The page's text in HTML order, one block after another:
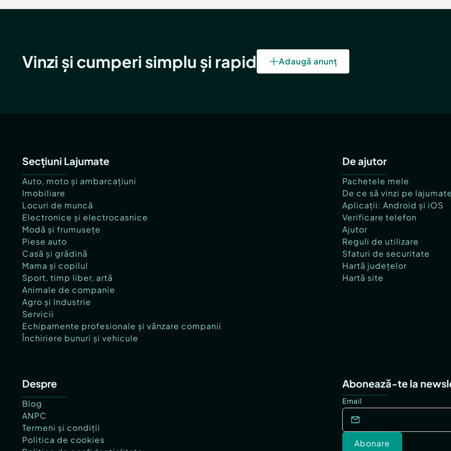
Vinzi și cumperi simplu și rapid Adaugă anunț
Secțiuni Lajumate
Auto, moto și ambarcațiuni
Imobiliare
Locuri de muncă
Electronice și electrocasnice
Modă și frumusețe
Piese auto
Casă și grădină
Mama și copilul
Sport, timp liber, artă
Animale de companie
Agro și Industrie
Servicii
Echipamente profesionale și vânzare companii
Închiriere bunuri și vehicule
De ajutor
Pachetele mele
De ce să vinzi pe
Aplicații: Android și iOS
Verificare telefon
Ajutor
Reguli de utilizare
Sfaturi de securitate
Hartă județelor
Hartă site
Despre
Blog
ANPC
Termeni și condiții
Politica de cookies
Abonează-te la
Email
Abonare